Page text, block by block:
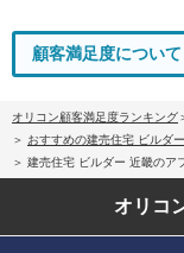
顧客満足度について
オリコン顧客満足度ランキング
おすすめの建売住宅 ビルダ
建売住宅 ビルダー 近畿のア
オリコ